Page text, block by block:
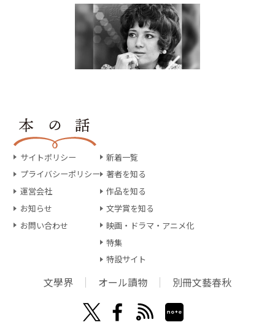
サイトポリシー
プライバシーポリシー
運営会社
お知らせ
お問い合わせ
新着一覧
著者を知る
作品を知る
文学賞を知る
映画・ドラマ・アニメ化
特集
特設サイト
文學界 オール讀物 別冊文藝春秋